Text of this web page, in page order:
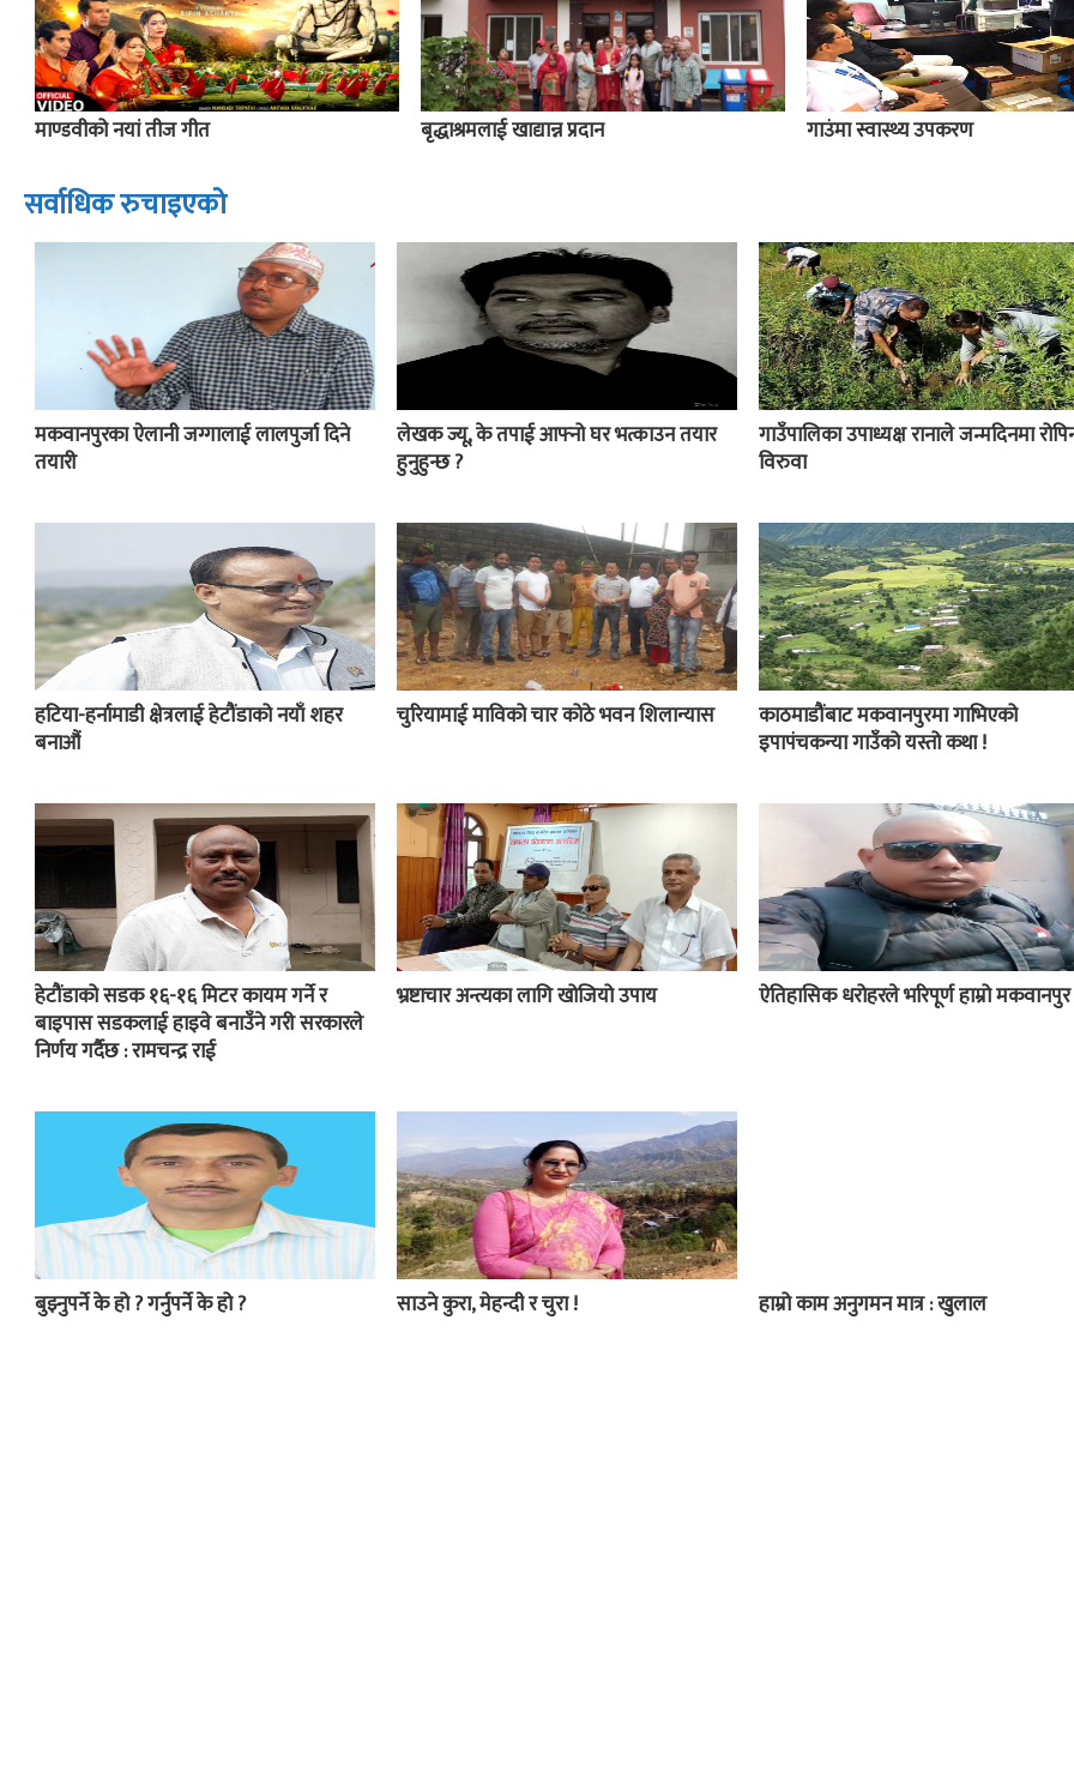
माण्डवीको नयां तीज गीत बृद्धाश्रमलाई खाद्यान्न प्रदान गाउंमा स्वास्थ्य उपकरण
सर्वाधिक रुचाइएको
मकवानपुरका ऐलानी जग्गालाई लालपुर्जा दिने
तयारी
लेखक ज्यू, के तपाई आफ्नो घर भत्काउन तयार
हुनुहुन्छ ?
गाउँपालिका उपाध्यक्ष रानाले जन्मदिनमा
विरुवा
हटिया-हर्नामाडी क्षेत्रलाई हेटौंडाको नयाँ शहर
बनाऔं
चुरियामाई माविको चार कोठे भवन शिलान्यास
काठमाडौंबाट मकवानपुरमा गाभिएको
इपापंचकन्या गाउँको यस्तो कथा !
हेटौंडाको सडक १६-१६ मिटर कायम गर्ने र
बाइपास सडकलाई हाइवे बनाउँने गरी सरकारले
निर्णय गर्दैछ : रामचन्द्र राई
भ्रष्टाचार अन्त्यका लागि खोजियो उपाय ऐतिहासिक धरोहरले भरिपूर्ण हाम्रो मकवानपुर
बुझ्नुपर्ने के हो ? गर्नुपर्ने के हो ? साउने कुरा, मेहन्दी र चुरा ! हाम्रो काम अनुगमन मात्र : खुलाल